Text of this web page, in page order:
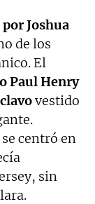
Joshua
de los
El
Paul Henry
vestido
centró en
sin